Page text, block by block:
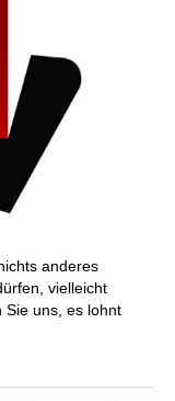
anderes
vielleicht
Sie uns, es lohnt